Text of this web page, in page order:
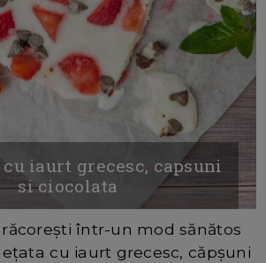
iaurt grecesc, capsuni
si ciocolata
răcorești într-un mod sănătos
cu iaurt grecesc, căpșuni